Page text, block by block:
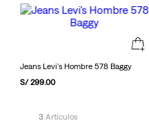
Jeans Levi's Hombre 578 Baggy
S/ 299.00
3